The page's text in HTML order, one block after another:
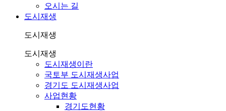
오시는 길
도시재생
도시재생
도시재생
도시재생이란
국토부 도시재생사업
경기도 도시재생사업
사업현황
경기도현황